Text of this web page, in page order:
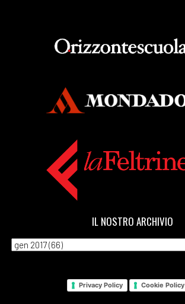
IL NOSTRO ARCHIVIO
Privacy Policy Cookie Policy